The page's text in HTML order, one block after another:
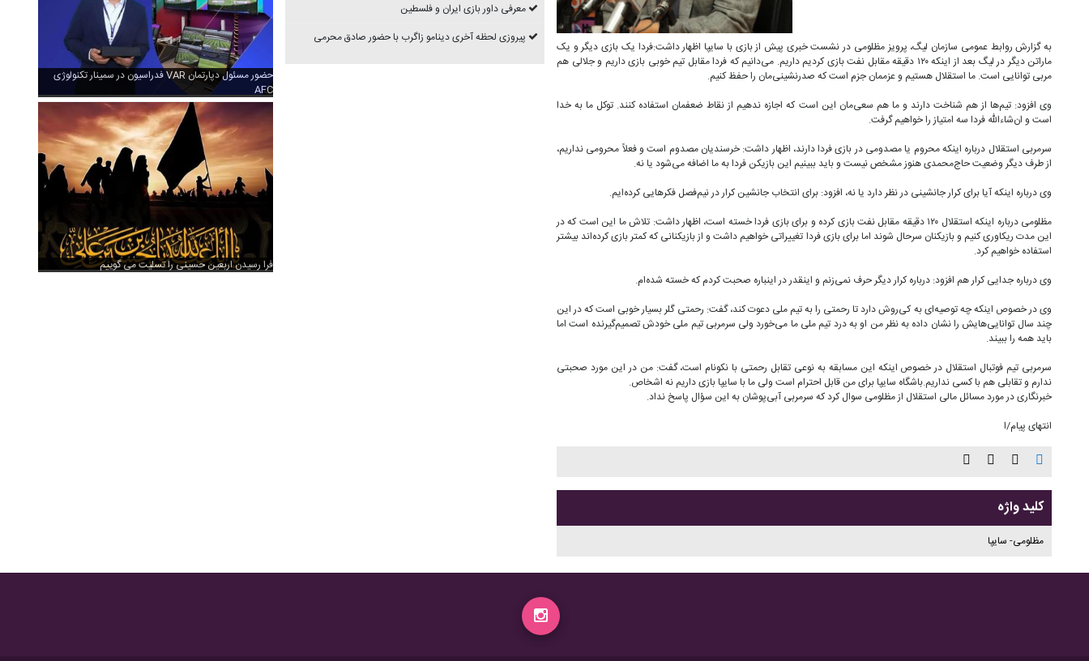
به گزارش روابط عمومی سازمان لیگ، پرویز مظلومی در نشست خبری پیش از بازی با سایپا اظهار داشت:فردا یک بازی دیگر و یک
ماراتن دیگر در لیگ بعد از اینکه ۱۲۰ دقیقه مقابل نفت بازی کردیم داریم. می‌دانیم که فردا مقابل تیم خوبی بازی داریم و جلالی هم
مربی توانایی است. ما استقلال هستیم و عزممان جزم است که صدرنشینی‌مان را حفظ کنیم.
وی افزود: تیم‌ها از هم شناخت دارند و ما هم سعی‌مان این است که اجازه ندهیم از نقاط ضعفمان استفاده کنند. توکل ما به خدا
است و ان‌شاءالله فردا سه امتیاز را خواهیم گرفت.
سرمربی استقلال درباره اینکه محروم یا مصدومی در بازی فردا دارند، اظهار داشت: خرسندیان مصدوم است و فعلاً محرومی نداریم،
از طرف دیگر وضعیت حاج‌محمدی هنوز مشخص نیست و باید ببینیم این بازیکن فردا به ما اضافه می‌شود یا نه.
وی درباره اینکه آیا برای کرار جانشینی در نظر دارد یا نه، افزود: برای انتخاب جانشین کرار در نیم‌فصل فکرهایی کرده‌ایم.
مظلومی درباره اینکه استقلال ۱۲۰ دقیقه مقابل نفت بازی کرده و برای بازی فردا خسته است، اظهار داشت: تلاش ما این است که در
این مدت ریکاوری کنیم و بازیکنان سرحال شوند اما برای بازی فردا تغییراتی خواهیم داشت و از بازیکنانی که کمتر بازی کرده‌اند بیشتر
استفاده خواهیم کرد.
وی درباره جدایی کرار هم افزود: درباره کرار دیگر حرف نمی‌زنم و اینقدر در اینباره صحبت کردم که خسته شده‌ام.
وی در خصوص اینکه چه توصیه‌ای به کی‌روش دارد تا رحمتی را به تیم ملی دعوت کند، گفت: رحمتی گلر بسیار خوبی است که در این
چند سال توانایی‌هایش را نشان داده به نظر من او به درد تیم ملی ما می‌خورد ولی سرمربی تیم ملی خودش تصمیم‌گیرنده است اما
باید همه را ببیند.
سرمربی تیم فوتبال استقلال در خصوص اینکه این مسابقه به نوعی تقابل رحمتی با نکونام است، گفت: من در این مورد صحبتی
ندارم و تقابلی هم با کسی نداریم.باشگاه سایپا برای من قابل احترام است ولی ما با سایپا بازی داریم نه اشخاص.
خبرنگاری در مورد مسائل مالی استقلال از مظلومی سوال کرد که سرمربی آبی‌پوشان به این سؤال پاسخ نداد.
انتهای پیام/ا
کلید واژه
مظلومی- سایپا
معرفی داور بازی ایران و فلسطین
پیروزی لحظه آخری دینامو زاگرب با حضور صادق محرمی
حضور مسئول دپارتمان VAR فدراسیون در سمینار تکنولوژی
AFC
فرا رسیدن اربعین حسینی را تسلیت می گوییم